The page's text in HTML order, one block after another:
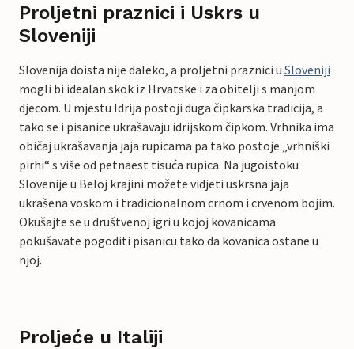
Proljetni praznici i Uskrs u
Sloveniji
Slovenija doista nije daleko, a proljetni praznici u Sloveniji
mogli bi idealan skok iz Hrvatske i za obitelji s manjom
djecom. U mjestu Idrija postoji duga čipkarska tradicija, a
tako se i pisanice ukrašavaju idrijskom čipkom. Vrhnika ima
običaj ukrašavanja jaja rupicama pa tako postoje „vrhniški
pirhi“ s više od petnaest tisuća rupica. Na jugoistoku
Slovenije u Beloj krajini možete vidjeti uskrsna jaja
ukrašena voskom i tradicionalnom crnom i crvenom bojim.
Okušajte se u društvenoj igri u kojoj kovanicama
pokušavate pogoditi pisanicu tako da kovanica ostane u
njoj.
Proljeće u Italiji